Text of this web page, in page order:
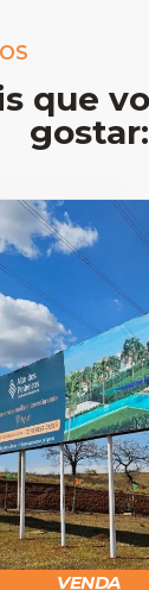
que
gostar:
VENDA